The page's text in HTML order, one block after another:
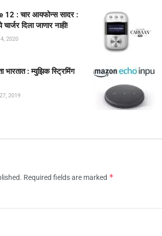
12 : चार आयफोन्स सादर :
दिला जाणार नाही!
2020
भारतात : म्युझिक स्ट्रिमिंग
2019
Required fields are marked *